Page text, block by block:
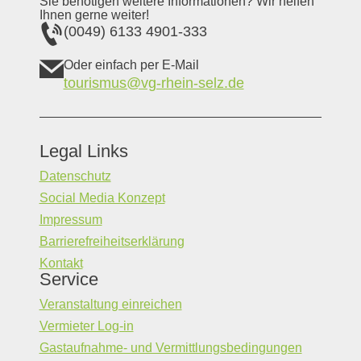
Ihnen gerne weiter!
(0049) 6133 4901-333
Oder einfach per E-Mail
tourismus@vg-rhein-selz.de
Legal Links
Datenschutz
Social Media Konzept
Impressum
Barrierefreiheitserklärung
Kontakt
Service
Veranstaltung einreichen
Vermieter Log-in
Gastaufnahme- und Vermittlungsbedingungen